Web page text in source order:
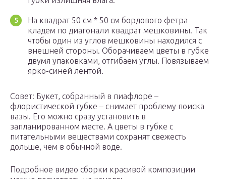
На квадрат 50 см * 50 см бордового фетра
кладем по диагонали квадрат мешковины. Так
чтобы один из углов мешковины находился с
внешней стороны. Оборачиваем цветы в губке
двумя упаковками, отгибаем углы. Повязываем
ярко-синей лентой.
Совет: Букет, собранный в пиафлоре –
флористической губке – снимает проблему поиска
вазы. Его можно сразу установить в
запланированном месте. А цветы в губке с
питательными веществами сохранят свежесть
дольше, чем в обычной воде.
Подробное видео сборки красивой композиции